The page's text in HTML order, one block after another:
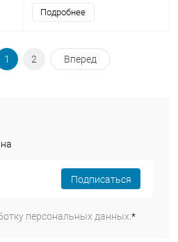
Подробнее
1 2 Вперед
Подписаться
персональных данных.*